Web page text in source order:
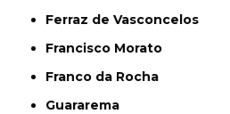
Ferraz de Vasconcelos
Francisco Morato
Franco da Rocha
Guararema